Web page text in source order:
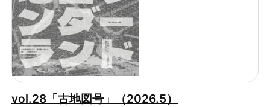
vol.28「古地図号」（2026.5）